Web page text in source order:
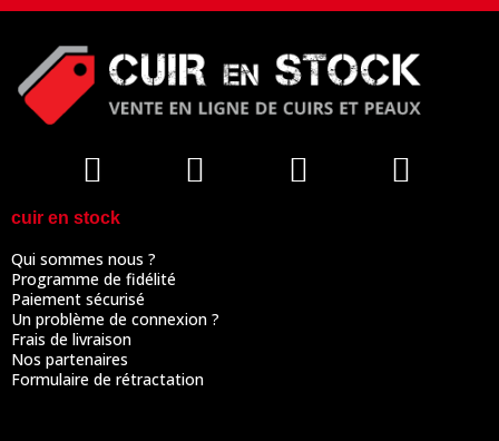
cuir en stock
Qui sommes nous ?
Programme de fidélité
Paiement sécurisé
Un problème de connexion ?
Frais de livraison
Nos partenaires
Formulaire de rétractation